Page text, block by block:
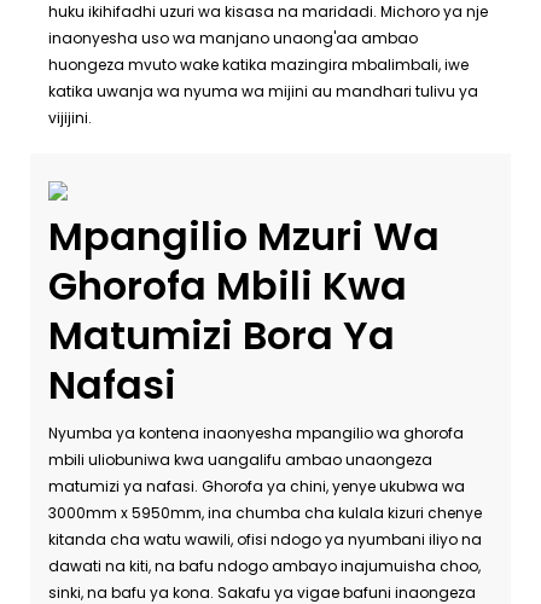
huku ikihifadhi uzuri wa kisasa na maridadi. Michoro ya nje
inaonyesha uso wa manjano unaong'aa ambao
huongeza mvuto wake katika mazingira mbalimbali, iwe
katika uwanja wa nyuma wa mijini au mandhari tulivu ya
vijijini.
Mpangilio Mzuri Wa
Ghorofa Mbili Kwa
Matumizi Bora Ya
Nafasi
Nyumba ya kontena inaonyesha mpangilio wa ghorofa
mbili uliobuniwa kwa uangalifu ambao unaongeza
matumizi ya nafasi. Ghorofa ya chini, yenye ukubwa wa
3000mm x 5950mm, ina chumba cha kulala kizuri chenye
kitanda cha watu wawili, ofisi ndogo ya nyumbani iliyo na
dawati na kiti, na bafu ndogo ambayo inajumuisha choo,
sinki, na bafu ya kona. Sakafu ya vigae bafuni inaongeza